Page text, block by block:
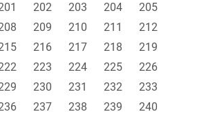
202 203 204
205
209 210 211
212
216 217 218
219
223 224 225
226
230 231 232
233
237 238 239
240